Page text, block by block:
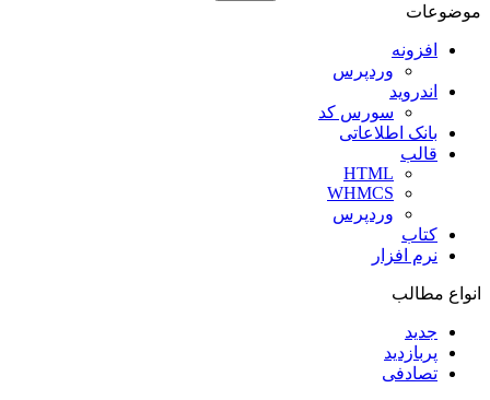
موضوعات
افزونه
وردپرس
اندروید
سورس کد
بانک اطلاعاتی
قالب
HTML
WHMCS
وردپرس
کتاب
نرم افزار
انواع مطالب
جدید
پربازدید
تصادفی